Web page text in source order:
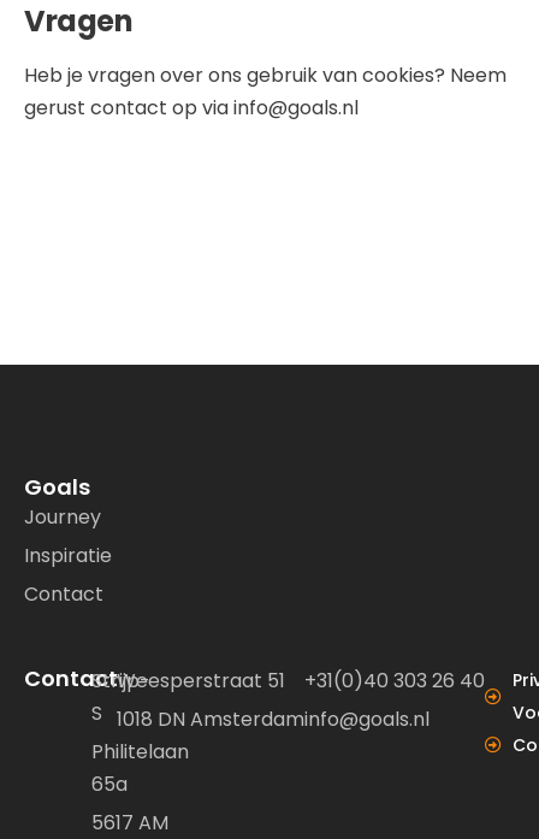
Vragen
Heb je vragen over ons gebruik van cookies? Neem
gerust contact op via info@goals.nl
Goals
Journey
Inspiratie
Contact
ContactStrijp-
S
Philitelaan
65a
5617 AM
Weesperstraat 51
1018 DN Amsterdam
+31(0)40 303 26 40
info@goals.nl